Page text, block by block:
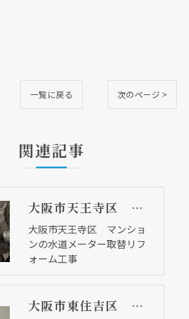
一覧に戻る 次のページ >
関連記事
大阪市天王寺区 マンションの水道メーター取替リフォーム工事
大阪市天王寺区 マンショ
ンの水道メーター取替リフ
ォーム工事
大阪市東住吉区 マンションの洗濯用水栓取替リフォーム工事 経年劣化で水漏れ